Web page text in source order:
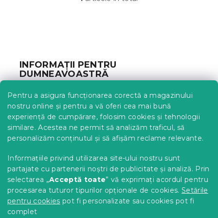
Pentru a asigura funcționarea corectă a magazinului
nostru online și pentru a vă oferi cea mai bună
experiență de cumpărare, folosim cookies și tehnologii
similare. Acestea ne permit să analizăm traficul, să
personalizăm conținutul și să afișăm reclame relevante.
Informațiile privind utilizarea site-ului nostru sunt
partajate cu partenerii noștri de publicitate și analiză. Prin
selectarea „Acceptă toate” vă exprimați acordul pentru
procesarea tuturor tipurilor opționale de cookies. Setările
pentru cookies pot fi personalizate sau cookies pot fi
complet
C
u
l
i
s
t
ă
r
i
o
r
o
INFORMAȚII PENTRU
DUMNEAVOASTRĂ
Urmărirea comenzii
Opțiuni de livrare
Metode de plată
Reclamații și retururi
Contact
Protecția datelor cu caracter personal
Achizitii SEAP
Tabel mărimi
Blog
Pentru parteneri